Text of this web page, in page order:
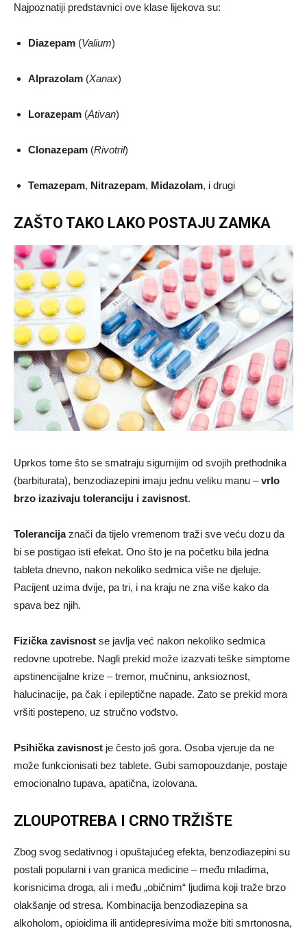
Najpoznatiji predstavnici ove klase lijekova su:
Diazepam (Valium)
Alprazolam (Xanax)
Lorazepam (Ativan)
Clonazepam (Rivotril)
Temazepam, Nitrazepam, Midazolam, i drugi
ZAŠTO TAKO LAKO POSTAJU ZAMKA
Uprkos tome što se smatraju sigurnijim od svojih prethodnika
(barbiturata), benzodiazepini imaju jednu veliku manu –vrlo
brzo izazivaju toleranciju i zavisnost.
Tolerancijaznači da tijelo vremenom traži sve veću dozu da
bi se postigao isti efekat. Ono što je na početku bila jedna
tableta dnevno, nakon nekoliko sedmica više ne djeluje.
Pacijent uzima dvije, pa tri, i na kraju ne zna više kako da
spava bez njih.
Fizička zavisnost se javlja već nakon nekoliko sedmica
redovne upotrebe. Nagli prekid može izazvati teške simptome
apstinencijalne krize – tremor, mučninu, anksioznost,
halucinacije, pa čak i epileptične napade. Zato se prekid mora
vršiti postepeno, uz stručno vođstvo.
Psihička zavisnost je često još gora. Osoba vjeruje da ne
može funkcionisati bez tablete. Gubi samopouzdanje, postaje
emocionalno tupava, apatična, izolovana.
ZLOUPOTREBA I CRNO TRŽIŠTE
Zbog svog sedativnog i opuštajućeg efekta, benzodiazepini su
postali popularni i van granica medicine – među mladima,
korisnicima droga, ali i među „običnim“ ljudima koji traže brzo
olakšanje od stresa. Kombinacija benzodiazepina sa
alkoholom, opioidima ili antidepresivima može biti smrtonosna,